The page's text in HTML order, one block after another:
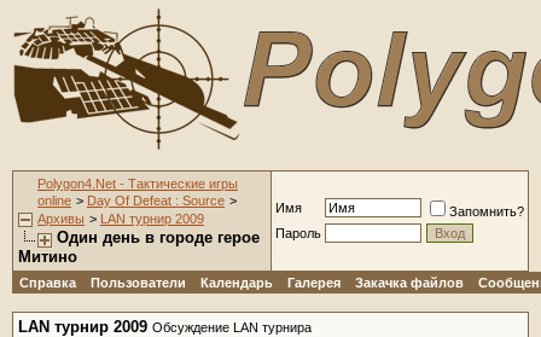
Polygon4.Net - Тактические игры
online > Day Of Defeat : Source >
Архивы > LAN турнир 2009
Один день в городе герое
Митино
Имя
Запомнить?
Пароль
Справка Пользователи Календарь Галерея Закачка файлов
LAN турнир 2009 Обсуждение LAN турнира